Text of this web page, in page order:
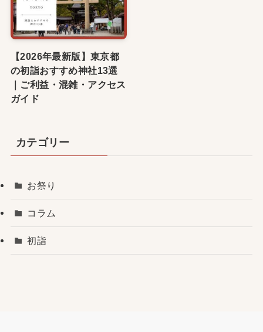
【2026年最新版】東京都
の初詣おすすめ神社13選
｜ご利益・混雑・アクセス
ガイド
カテゴリー
お祭り
コラム
初詣